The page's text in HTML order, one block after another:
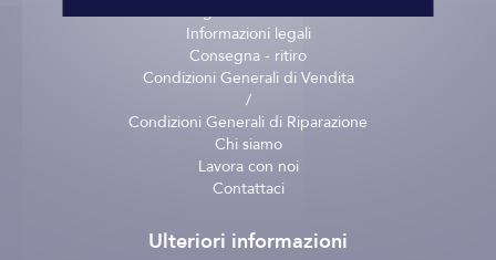
Pagamento sicuro
Informazioni legali
Consegna - ritiro
Condizioni Generali di Vendita
/
Condizioni Generali di Riparazione
Chi siamo
Lavora con noi
Contattaci
Ulteriori informazioni